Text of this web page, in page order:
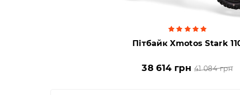
Пітбайк Xmotos Stark
38 614 грн 41 084 грн